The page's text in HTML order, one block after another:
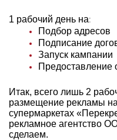
1 рабочий день на:
Подбор адресов
Подписание
Запуск кампании
Предоставление
Итак, всего лишь 2
размещение рекламы
супермаркетах
рекламное агентство
сделаем.